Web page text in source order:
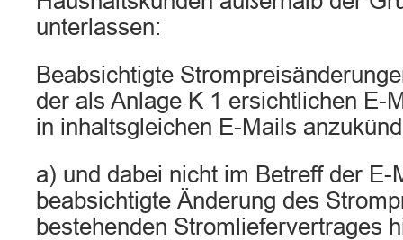
unterlassen:
Beabsichtigte
der als Anlage K 1 ersichtlichen E-
in inhaltsgleichen E-Mails
a) und dabei nicht im Betreff der E-
beabsichtigte Änderung des
bestehenden Stromliefervertrages